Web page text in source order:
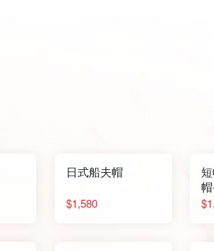
日式船夫帽
$1,580